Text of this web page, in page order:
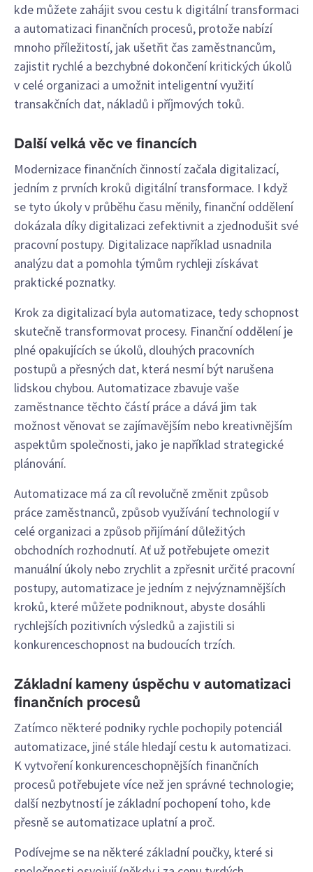
kde můžete zahájit svou cestu k digitální transformaci
a automatizaci finančních procesů, protože nabízí
mnoho příležitostí, jak ušetřit čas zaměstnancům,
zajistit rychlé a bezchybné dokončení kritických úkolů
v celé organizaci a umožnit inteligentní využití
transakčních dat, nákladů i příjmových toků.
Další velká věc ve financích
Modernizace finančních činností začala digitalizací,
jedním z prvních kroků digitální transformace. I když
se tyto úkoly v průběhu času měnily, finanční oddělení
dokázala díky digitalizaci zefektivnit a zjednodušit své
pracovní postupy. Digitalizace například usnadnila
analýzu dat a pomohla týmům rychleji získávat
praktické poznatky.
Krok za digitalizací byla automatizace, tedy schopnost
skutečně transformovat procesy. Finanční oddělení je
plné opakujících se úkolů, dlouhých pracovních
postupů a přesných dat, která nesmí být narušena
lidskou chybou. Automatizace zbavuje vaše
zaměstnance těchto částí práce a dává jim tak
možnost věnovat se zajímavějším nebo kreativnějším
aspektům společnosti, jako je například strategické
plánování.
Automatizace má za cíl revolučně změnit způsob
práce zaměstnanců, způsob využívání technologií v
celé organizaci a způsob přijímání důležitých
obchodních rozhodnutí. Ať už potřebujete omezit
manuální úkoly nebo zrychlit a zpřesnit určité pracovní
postupy, automatizace je jedním z nejvýznamnějších
kroků, které můžete podniknout, abyste dosáhli
rychlejších pozitivních výsledků a zajistili si
konkurenceschopnost na budoucích trzích.
Základní kameny úspěchu v automatizaci
finančních procesů
Zatímco některé podniky rychle pochopily potenciál
automatizace, jiné stále hledají cestu k automatizaci.
K vytvoření konkurenceschopnějších finančních
procesů potřebujete více než jen správné technologie;
další nezbytností je základní pochopení toho, kde
přesně se automatizace uplatní a proč.
Podívejme se na některé základní poučky, které si